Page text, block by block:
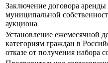
Заключение договора
муниципальной
аукциона
Установление ежемесячной
категориям граждан в
отказе от получения набора